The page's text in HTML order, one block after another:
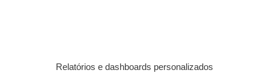
Relatórios e dashboards personalizados